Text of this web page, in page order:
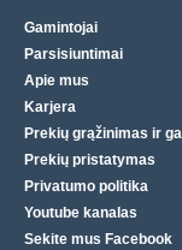
Gamintojai
Parsisiuntimai
Apie mus
Karjera
Prekių grąžinimas ir
Prekių pristatymas
Privatumo politika
Youtube kanalas
Sekite mus Facebook